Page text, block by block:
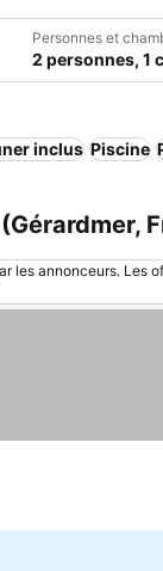
Personnes et
2 personnes, 1
inclus Piscine
les annonceurs. Les